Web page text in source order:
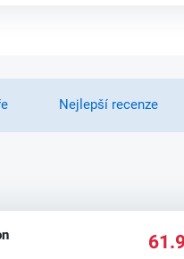
Nejlepší recenze